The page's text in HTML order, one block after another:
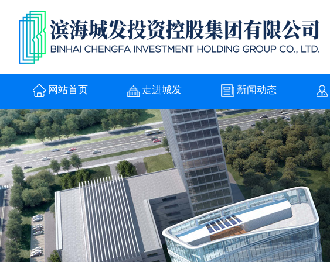
网站首页 走进城发 新闻动态